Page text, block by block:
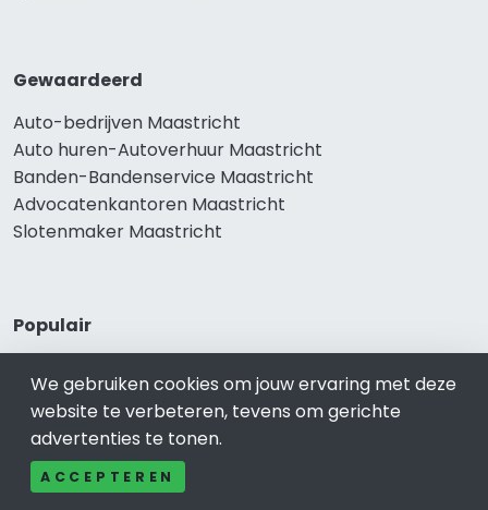
Gewaardeerd
Auto-bedrijven Maastricht
Auto huren-Autoverhuur Maastricht
Banden-Bandenservice Maastricht
Advocatenkantoren Maastricht
Slotenmaker Maastricht
Populair
Prive Spa-Sauna Maastricht
Incassobureau Maastricht
Bedrijfsruimte Maastricht
Ongediertebestrijding Maastricht
We gebruiken cookies om jouw ervaring met deze
website te verbeteren, tevens om gerichte
advertenties te tonen.
ACCEPTEREN